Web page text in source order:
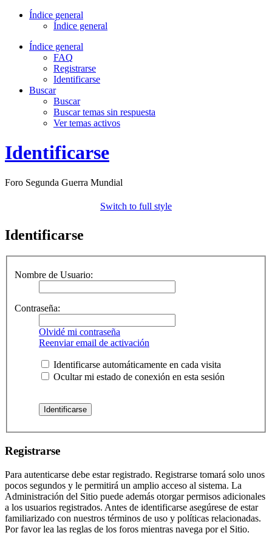
Índice general
Índice general
Índice general
FAQ
Registrarse
Identificarse
Buscar
Buscar
Buscar temas sin respuesta
Ver temas activos
Identificarse
Foro Segunda Guerra Mundial
Switch to full style
Identificarse
Nombre de Usuario:
Contraseña:
Olvidé mi contraseña
Reenviar email de activación
Identificarse automáticamente en cada visita
Ocultar mi estado de conexión en esta sesión
Registrarse
Para autenticarse debe estar registrado. Registrarse tomará solo unos
pocos segundos y le permitirá un amplio acceso al sistema. La
Administración del Sitio puede además otorgar permisos adicionales
a los usuarios registrados. Antes de identificarse asegúrese de estar
familiarizado con nuestros términos de uso y políticas relacionadas.
Por favor lea las reglas de los foros mientras navega por el Sitio.